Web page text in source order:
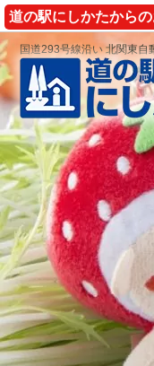
道の駅にしかたから
国道293号線沿い 北関東自